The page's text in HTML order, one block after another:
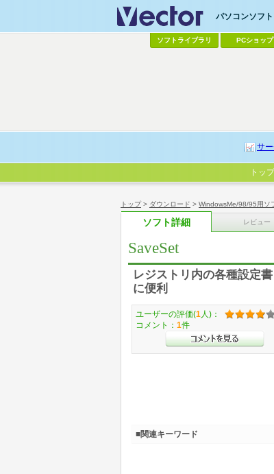
トップ> ダウンロード > WindowsMe/98/95用ソ
ソフト詳細 レビュー
SaveSet
レジストリ内の各種設定
に便利
ユーザーの評価(1 人)：
コメント： 1件
■関連キーワード
パソコンソフ
ソフトライブラリ PCショップ
サ
トップ